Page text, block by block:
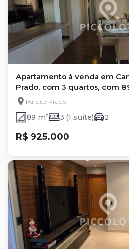
Apartamento à venda em
Prado, com 3 quartos, com
Parque Prado
89 m² 3 (1 suíte) 2
R$ 925.000